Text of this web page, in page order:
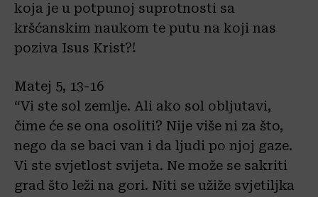
koja je u potpunoj suprotnosti sa
kršćanskim naukom te putu na koji nas
poziva Isus Krist?!
Matej 5, 13-16
“Vi ste sol zemlje. Ali ako sol obljutavi,
čime će se ona osoliti? Nije više ni za što,
nego da se baci van i da ljudi po njoj gaze.
Vi ste svjetlost svijeta. Ne može se sakriti
grad što leži na gori. Niti se užiže svjetiljka